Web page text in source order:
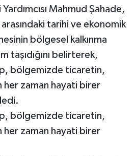
Mahmud Şahade,
tarihi ve ekonomik
bölgesel kalkınma
taşıdığını belirterek,
bölgemizde ticaretin,
her zaman hayati birer
bölgemizde ticaretin,
her zaman hayati birer